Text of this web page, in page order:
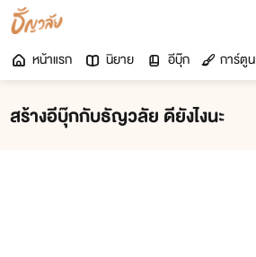
หน้าแรก นิยาย อีบุ๊ก การ์ตูน
สร้างอีบุ๊กกับธัญวลัย ดียังไงนะ